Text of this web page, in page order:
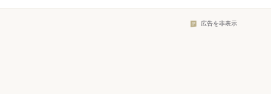
広告を非表示